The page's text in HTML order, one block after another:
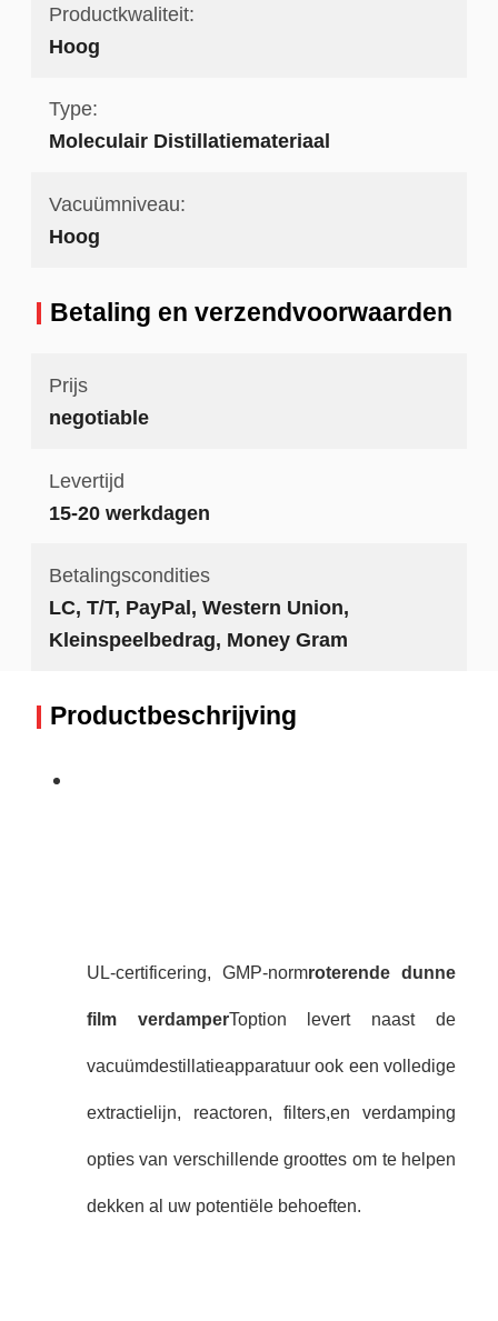
Productkwaliteit:
Hoog
Type:
Moleculair Distillatiemateriaal
Vacuümniveau:
Hoog
Betaling en verzendvoorwaarden
Prijs
negotiable
Levertijd
15-20 werkdagen
Betalingscondities
LC, T/T, PayPal, Western Union,
Kleinspeelbedrag, Money Gram
Productbeschrijving
UL-certificering, GMP-normroterende dunne
film verdamperToption levert naast de
vacuümdestillatieapparatuur ook een volledige
extractielijn, reactoren, filters,en verdamping
opties van verschillende groottes om te helpen
dekken al uw potentiële behoeften.